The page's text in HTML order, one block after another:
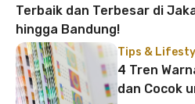
Terbaik dan Terbesar di
hingga Bandung!
Tips &
4 Tren
dan Cocok